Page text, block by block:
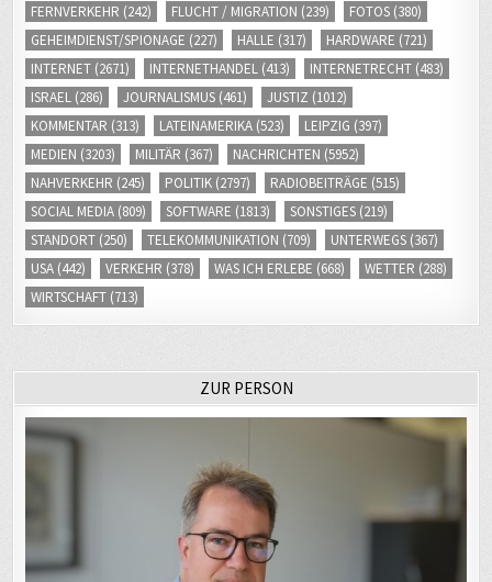
FERNVERKEHR (242) FLUCHT / MIGRATION (239) FOTOS (380)
GEHEIMDIENST/SPIONAGE (227) HALLE (317) HARDWARE (721)
INTERNET (2671) INTERNETHANDEL (413) INTERNETRECHT (483)
ISRAEL (286) JOURNALISMUS (461) JUSTIZ (1012)
KOMMENTAR (313) LATEINAMERIKA (523) LEIPZIG (397)
MEDIEN (3203) MILITÄR (367) NACHRICHTEN (5952)
NAHVERKEHR (245) POLITIK (2797) RADIOBEITRÄGE (515)
SOCIAL MEDIA (809) SOFTWARE (1813) SONSTIGES (219)
STANDORT (250) TELEKOMMUNIKATION (709) UNTERWEGS (367)
USA (442) VERKEHR (378) WAS ICH ERLEBE (668) WETTER (288)
WIRTSCHAFT (713)
ZUR PERSON